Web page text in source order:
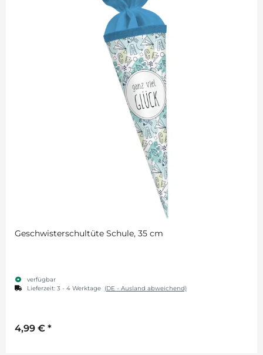
Geschwisterschultüte Schule, 35 cm
verfügbar
Lieferzeit: 3 - 4 Werktage (DE - Ausland abweichend)
4,99 € *